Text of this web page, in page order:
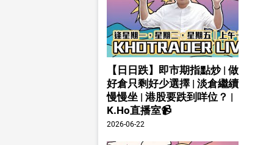
【日日跌】即市期指點炒 | 做
好倉只剩好少選擇 | 淡倉繼續
慢慢坐 | 港股要跌到咩位？ |
K.Ho直播室📹
2026-06-22